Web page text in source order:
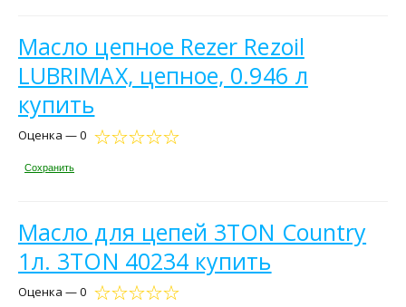
Масло цепное Rezer Rezoil
LUBRIMAX, цепное, 0.946 л
купить
Оценка — 0
Сохранить
Масло для цепей 3TON Country
1л. 3TON 40234 купить
Оценка — 0